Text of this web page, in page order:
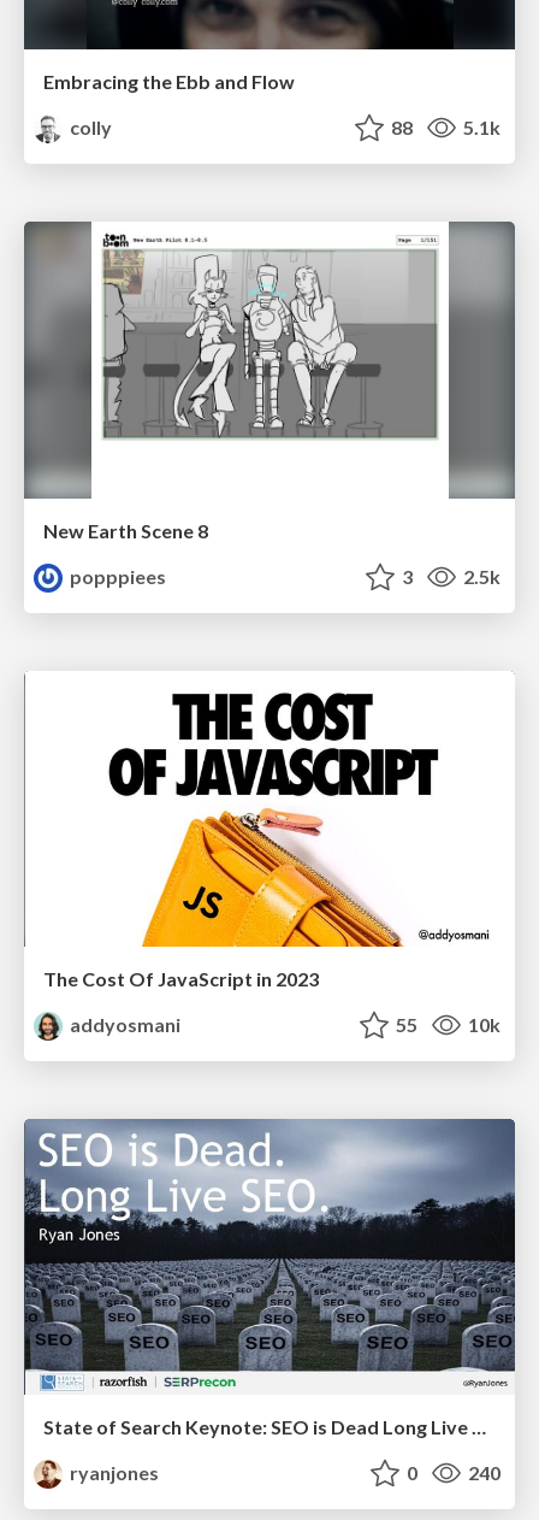
Embracing the Ebb and Flow
colly
88 5.1k
New Earth Scene 8
popppiees
3 2.5k
The Cost Of JavaScript in 2023
addyosmani
55 10k
State of Search Keynote: SEO is Dead Long Live SEO
ryanjones
0 240